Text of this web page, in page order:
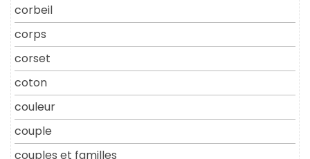
corbeil
corps
corset
coton
couleur
couple
couples et familles